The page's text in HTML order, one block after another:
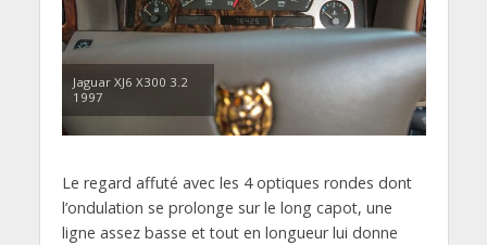
Jaguar XJ6 X300 3.2
1997
Le regard affuté avec les 4 optiques rondes dont
l’ondulation se prolonge sur le long capot, une
ligne assez basse et tout en longueur lui donne